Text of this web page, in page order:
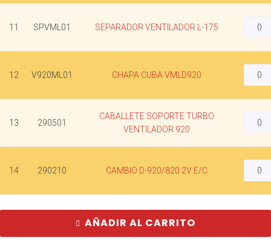
11 SPVML01 SEPARADOR VENTILADOR L-175
12 V920ML01 CHAPA CUBA VMLD920
13 290501
CABALLETE SOPORTE TURBO
VENTILADOR 920
14 290210 CAMBIO D-920/820 2V E/C
AÑADIR AL CARRITO